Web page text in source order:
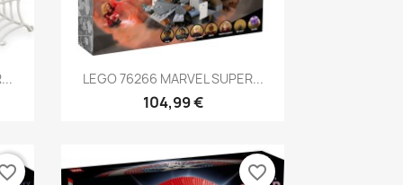
Anteprima
LEGO 76266 MARVEL SUPER...
104,99 €
favorite_border